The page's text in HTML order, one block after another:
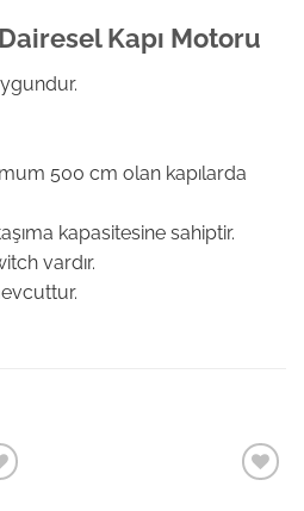
Kapı Motoru
500 cm olan kapılarda
kapasitesine sahiptir.
vardır.